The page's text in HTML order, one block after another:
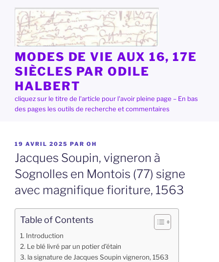
contenu
principal
MODES DE VIE AUX 16, 17E
SIÈCLES PAR ODILE
HALBERT
cliquez sur le titre de l'article pour l'avoir pleine page – En bas
des pages les outils de recherche et commentaires
PUBLIÉ
LE
19 AVRIL 2025 PAR OH
Jacques Soupin, vigneron à
Sognolles en Montois (77) signe
avec magnifique fioriture, 1563
Table of Contents
Introduction
Le blé livré par un potier d’étain
la signature de Jacques Soupin vigneron, 1563